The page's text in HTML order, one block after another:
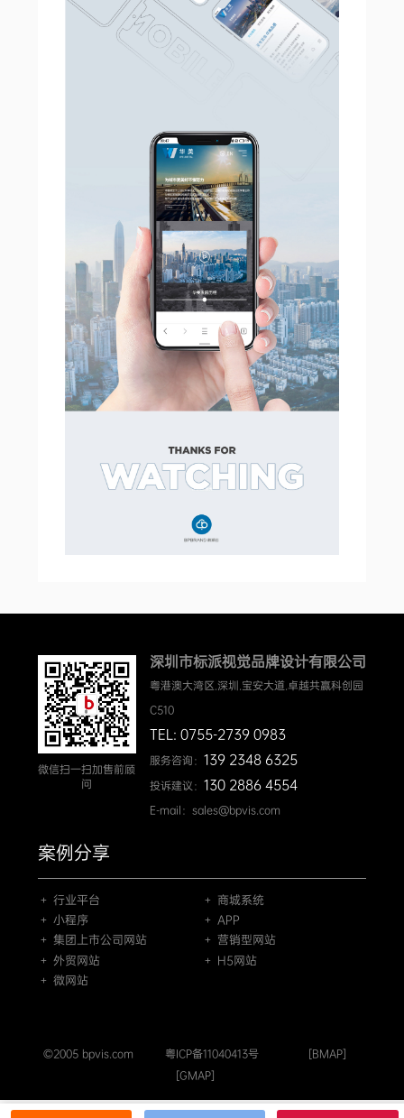
微信扫一扫加售前顾
问
深圳市标派视觉品牌设计有限公司
粤港澳大湾区.深圳.宝安大道.卓越共赢科创园
C510
TEL: 0755-2739 0983
服务咨询： 139 2348 6325
投诉建议： 130 2886 4554
E-mail：sales@bpvis.com
案例分享
＋ 行业平台
＋ 商城系统
＋ 小程序
＋ APP
＋ 集团上市公司网站
＋ 营销型网站
＋ 外贸网站
＋ H5网站
＋ 微网站
©2005 bpvis.com 粤ICP备11040413号
[BMAP]
[GMAP]